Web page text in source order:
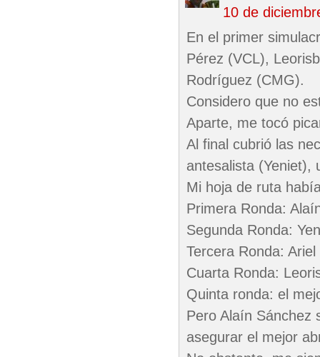
10 de
En el primer
Pérez (VCL),
Rodríguez (CMG).
Considero que no
Aparte, me tocó
Al final cubrió las
antesalista (Yeniet),
Mi hoja de ruta
Primera Ronda:
Segunda Ronda:
Tercera Ronda:
Cuarta Ronda:
Quinta ronda: el
Pero Alaín Sánchez
asegurar el mejor